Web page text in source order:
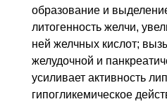
образование и
литогенность желчи,
ней желчных кислот;
желудочной и
усиливает активность
гипогликемическое